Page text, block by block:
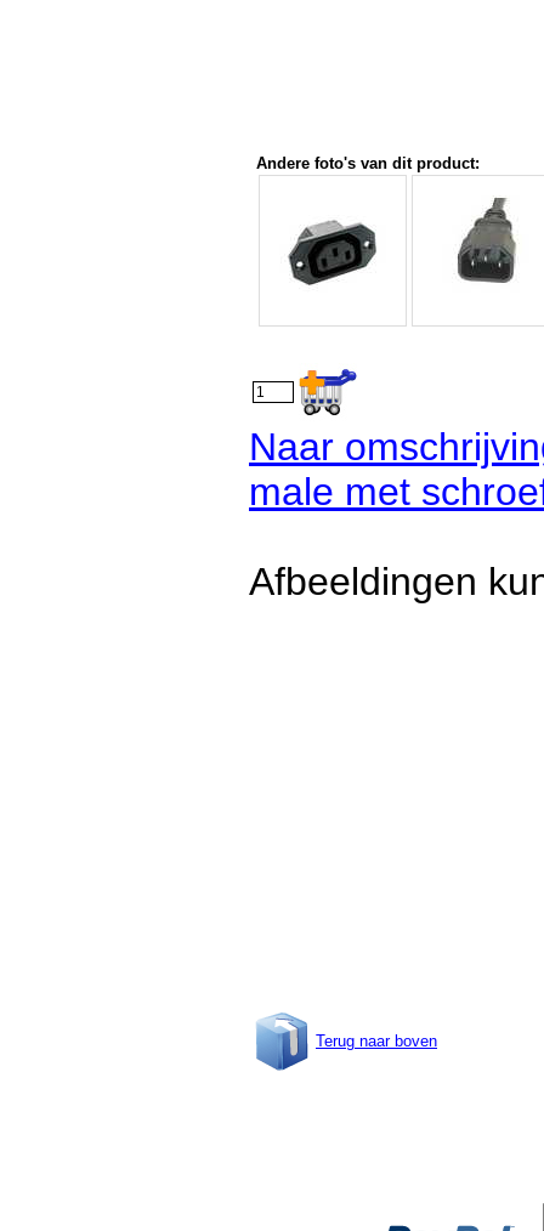
Andere foto's van dit product:
Naar
male met
Afbeeldingen
Terug naar boven